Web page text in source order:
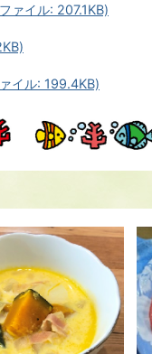
ァイル: 207.1KB)
イル: 199.4KB)